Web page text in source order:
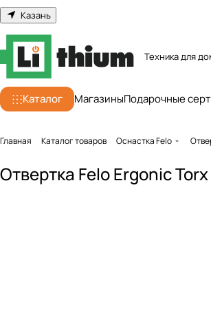
Казань
Техника для
Каталог МагазиныПодарочные
Главная Каталог товаров Оснастка Felo
Отвертка Felo Ergonic